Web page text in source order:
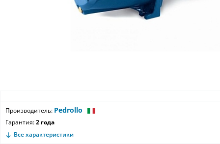
Производитель: Pedrollo
Гарантия:2 года
Все характеристики